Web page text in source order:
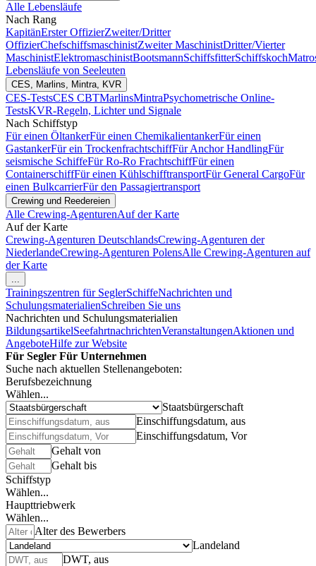
Alle Lebensläufe
Nach Rang
KapitänErster OffizierZweiter/Dritter
OffizierChefschiffsmaschinistZweiter MaschinistDritter/Vierter
MaschinistElektromaschinistBootsmannSchiffsfitterSchiffskoch
Lebensläufe von Seeleuten
CES, Marlins, Mintra, KVR
CES-TestsCES CBTMarlinsMintraPsychometrische Online-
TestsKVR-Regeln, Lichter und Signale
Nach Schiffstyp
Für einen ÖltankerFür einen ChemikalientankerFür einen
GastankerFür ein TrockenfrachtschiffFür Anchor HandlingFür
seismische SchiffeFür Ro-Ro FrachtschiffFür einen
ContainerschiffFür einen KühlschifftransportFür General CargoFür
einen BulkcarrierFür den Passagiertransport
Crewing und Reedereien
Alle Crewing-AgenturenAuf der Karte
Auf der Karte
Crewing-Agenturen DeutschlandsCrewing-Agenturen der
NiederlandeCrewing-Agenturen PolensAlle Crewing-Agenturen auf
der Karte
...
Trainingszentren für SeglerSchiffeNachrichten und
SchulungsmaterialienSchreiben Sie uns
Nachrichten und Schulungsmaterialien
BildungsartikelSeefahrtnachrichtenVeranstaltungenAktionen und
AngeboteHilfe zur Website
Für Segler Für Unternehmen
Suche nach aktuellen Stellenangeboten:
Berufsbezeichnung
Wählen...
Staatsbürgerschaft
Einschiffungsdatum, aus
Einschiffungsdatum, Vor
Gehalt von
Gehalt bis
Schiffstyp
Wählen...
Haupttriebwerk
Wählen...
Alter des Bewerbers
Landeland
DWT, aus